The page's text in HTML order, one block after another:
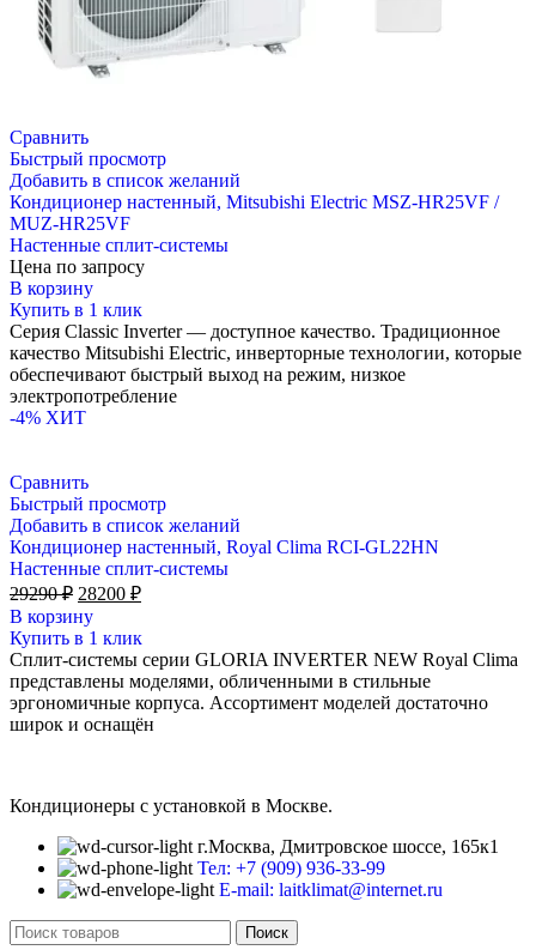
Сравнить
Быстрый просмотр
Добавить в список желаний
Кондиционер настенный, Mitsubishi Electric MSZ-HR25VF /
MUZ-HR25VF
Настенные сплит-системы
Цена по запросу
В корзину
Купить в 1 клик
Серия Classic Inverter — доступное качество. Традиционное
качество Mitsubishi Electric, инверторные технологии, которые
обеспечивают быстрый выход на режим, низкое
электропотребление
-4% ХИТ
Сравнить
Быстрый просмотр
Добавить в список желаний
Кондиционер настенный, Royal Clima RCI-GL22HN
Настенные сплит-системы
29290₽ Первоначальная
цена
составляла
29290 ₽.
28200 ₽Текущая
28200 ₽.
В корзину
Купить в 1 клик
Сплит-системы серии GLORIA INVERTER NEW Royal Clima
представлены моделями, обличенными в стильные
эргономичные корпуса. Ассортимент моделей достаточно
широк и оснащён
Кондиционеры с установкой в Москве.
г.Москва, Дмитровское шоссе, 165к1
Тел: +7 (909) 936-33-99
E-mail: laitklimat@internet.ru
Поиск